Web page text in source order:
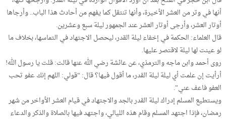
أنها في وتر من العشر الأخيرة، وأنها تنتقل كما يفهم من أحادث هذا الباب.. وأرجاها
أوتار العشر، وأرجى أوتار العشر عند الجمهور ليلة سبع وعشرين.
قال العلماء: الحكمة في إخفاء ليلة القدر، ليحصل الاجتهاد في التماسها، بخلاف ما
لو عينت لها ليلة لاقتصر عليها.
روى أحمد وابن ماجه والترمذي، عن عائشة رضي الله عنها قالت: قلت يا رسول الله!
أرأيت إن علمت أي ليلة ليلة القدر، ما أقول فيها؟ قال: “قولي: اللهم إنك عفو تحب
العفو فاعف عني”.
ويستطيع المسلم إدراك ليلة القدر بالجد والاجتهاد في قيام العشر الأواخر من شهر
رمضان، فإذا اجتهد المسلم وقام هذه الليالي، واجتهد فيها بالصلاة والذكر والدعاء